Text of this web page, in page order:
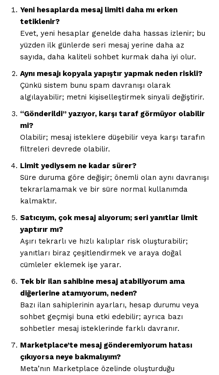
Yeni hesaplarda mesaj limiti daha mı erken
tetiklenir?
Evet, yeni hesaplar genelde daha hassas izlenir; bu
yüzden ilk günlerde seri mesaj yerine daha az
sayıda, daha kaliteli sohbet kurmak daha iyi olur.
Aynı mesajı kopyala yapıştır yapmak neden riskli?
Çünkü sistem bunu spam davranışı olarak
algılayabilir; metni kişiselleştirmek sinyali değiştirir.
“Gönderildi” yazıyor, karşı taraf görmüyor olabilir
mi?
Olabilir; mesaj isteklere düşebilir veya karşı tarafın
filtreleri devrede olabilir.
Limit yediysem ne kadar sürer?
Süre duruma göre değişir; önemli olan aynı davranışı
tekrarlamamak ve bir süre normal kullanımda
kalmaktır.
Satıcıyım, çok mesaj alıyorum; seri yanıtlar limit
yaptırır mı?
Aşırı tekrarlı ve hızlı kalıplar risk oluşturabilir;
yanıtları biraz çeşitlendirmek ve araya doğal
cümleler eklemek işe yarar.
Tek bir ilan sahibine mesaj atabiliyorum ama
diğerlerine atamıyorum, neden?
Bazı ilan sahiplerinin ayarları, hesap durumu veya
sohbet geçmişi buna etki edebilir; ayrıca bazı
sohbetler mesaj isteklerinde farklı davranır.
Marketplace’te mesaj gönderemiyorum hatası
çıkıyorsa neye bakmalıyım?
Meta’nın Marketplace özelinde oluşturduğu